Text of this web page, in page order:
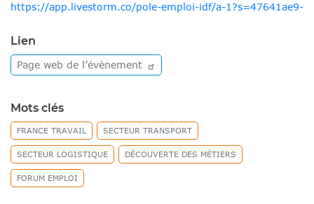
https://app.livestorm.co/pole-emploi-idf/a-1?s=47641ae9-
Lien
Page web de l’évènement
Mots clés
FRANCE TRAVAIL SECTEUR TRANSPORT
SECTEUR LOGISTIQUE DÉCOUVERTE DES MÉTIERS
FORUM EMPLOI